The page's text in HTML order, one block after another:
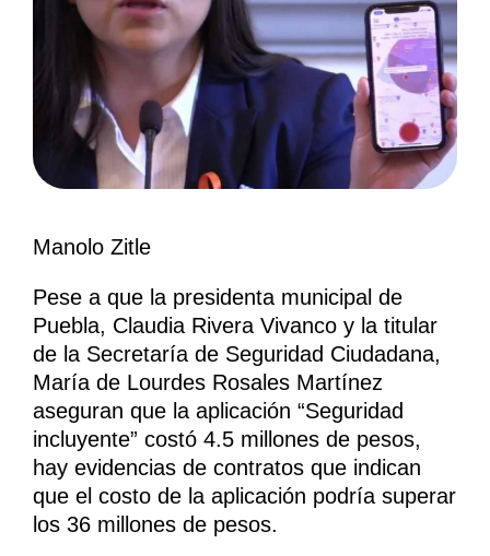
Manolo Zitle
Pese a que la presidenta municipal de
Puebla, Claudia Rivera Vivanco y la titular
de la Secretaría de Seguridad Ciudadana,
María de Lourdes Rosales Martínez
aseguran que la aplicación “Seguridad
incluyente” costó 4.5 millones de pesos,
hay evidencias de contratos que indican
que el costo de la aplicación podría superar
los 36 millones de pesos.